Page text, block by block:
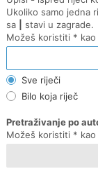
Ukoliko samo jedna
sa
stavi u zagrade.
Možeš koristiti * kao
Sve riječi
Bilo koja riječ
Pretraživanje po
Možeš koristiti * kao